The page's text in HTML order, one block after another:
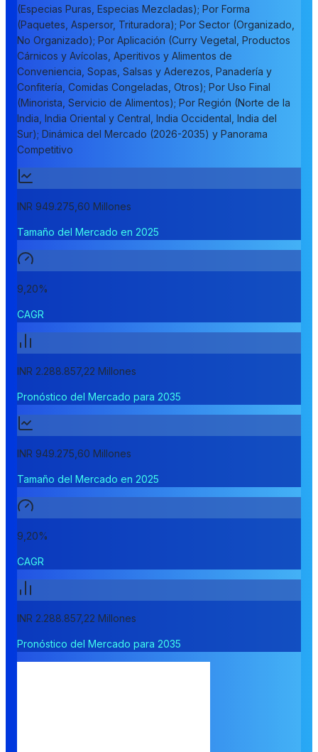
(Especias Puras, Especias Mezcladas); Por Forma
(Paquetes, Aspersor, Trituradora); Por Sector (Organizado,
No Organizado); Por Aplicación (Curry Vegetal, Productos
Cárnicos y Avícolas, Aperitivos y Alimentos de
Conveniencia, Sopas, Salsas y Aderezos, Panadería y
Confitería, Comidas Congeladas, Otros); Por Uso Final
(Minorista, Servicio de Alimentos); Por Región (Norte de la
India, India Oriental y Central, India Occidental, India del
Sur); Dinámica del Mercado (2026-2035) y Panorama
Competitivo
INR 949.275,60 Millones
Tamaño del Mercado en 2025
9,20%
CAGR
INR 2.288.857,22 Millones
Pronóstico del Mercado para 2035
INR 949.275,60 Millones
Tamaño del Mercado en 2025
9,20%
CAGR
INR 2.288.857,22 Millones
Pronóstico del Mercado para 2035